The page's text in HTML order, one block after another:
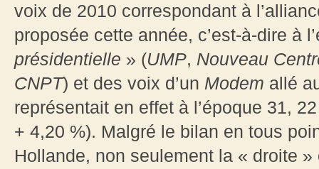
voix de 2010 correspondant à
proposée cette année, c’est-à-dire à
présidentielle » (UMP, Nouveau
CNPT) et des voix d’un Modem allé
représentait en effet à l’époque 31,
+ 4,20 %). Malgré le bilan en tous
Hollande, non seulement la « droite